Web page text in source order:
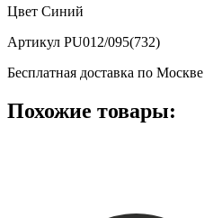
Цвет Синий
Артикул PU012/095(732)
Бесплатная доставка по Москве
Похожие товары: